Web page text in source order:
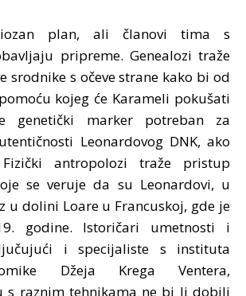
plan, ali članovi tima s
pripreme. Genealozi traže
srodnike s očeve strane kako bi od
kojeg će Karameli pokušati
genetički marker potreban za
Leonardovog DNK, ako
antropolozi traže pristup
se veruje da su Leonardovi, u
u dolini Loare u Francuskoj, gde je
godine. Istoričari umetnosti i
i specijaliste s instituta
Džeja Krega Ventera,
s raznim tehnikama ne bi li dobili